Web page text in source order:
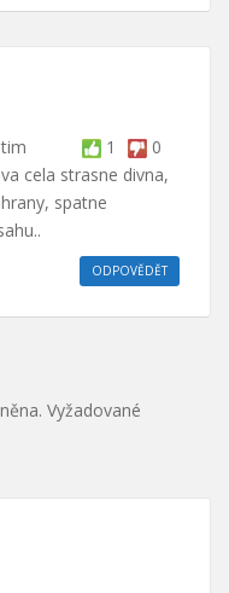
1 0
cela strasne divna,
spatne
ODPOVĚDĚT
Vyžadované